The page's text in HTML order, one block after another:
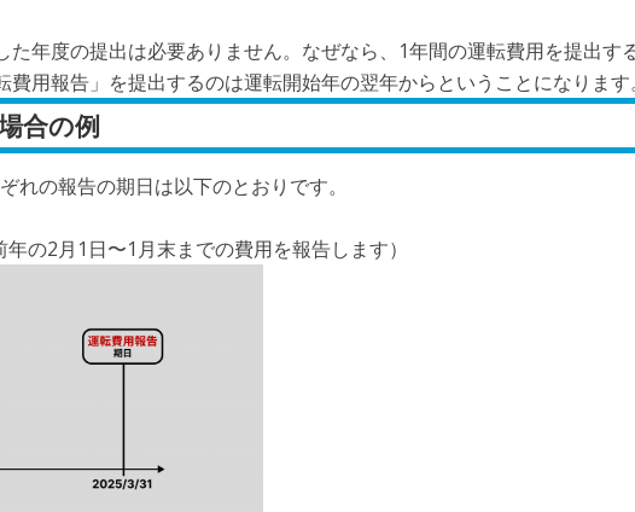
年度の提出は必要ありません。なぜなら、1年間の運転費用を提出す
用報告」を提出するのは運転開始年の翌年からということになります
合の例
の報告の期日は以下のとおりです。
の2月1日〜1月末までの費用を報告します）